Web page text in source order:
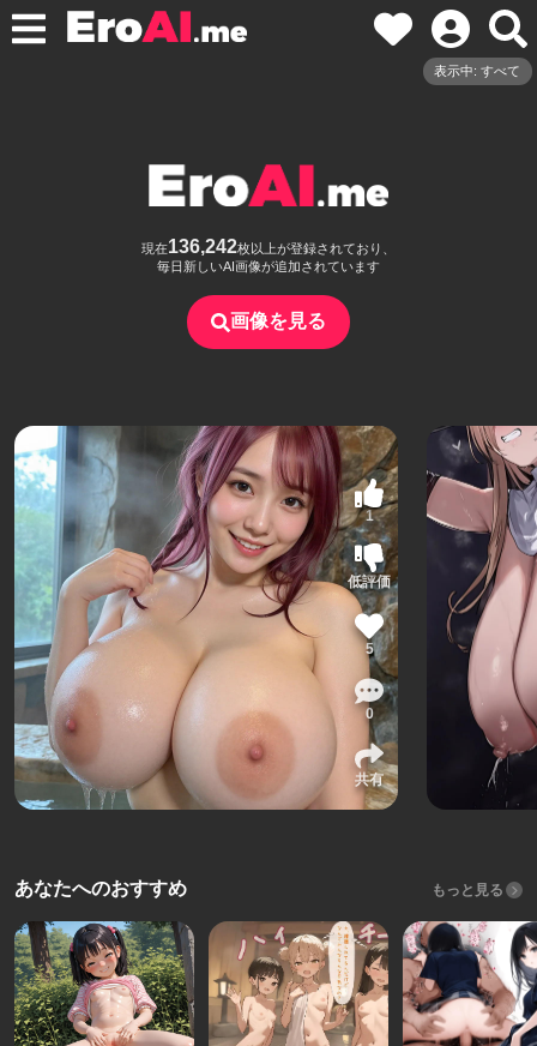
表示中: すべて
現在136,242枚以上が登録されており、
毎日新しいAI画像が追加されています
画像を見る
1
低評価
5
0
共有
あなたへのおすすめ もっと見る